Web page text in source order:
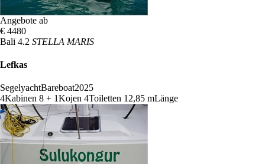
Angebote ab
€ 4480
Bali 4.2 STELLA MARIS
Lefkas
SegelyachtBareboat2025
4Kabinen 8 + 1Kojen 4Toiletten 12,85 mLänge